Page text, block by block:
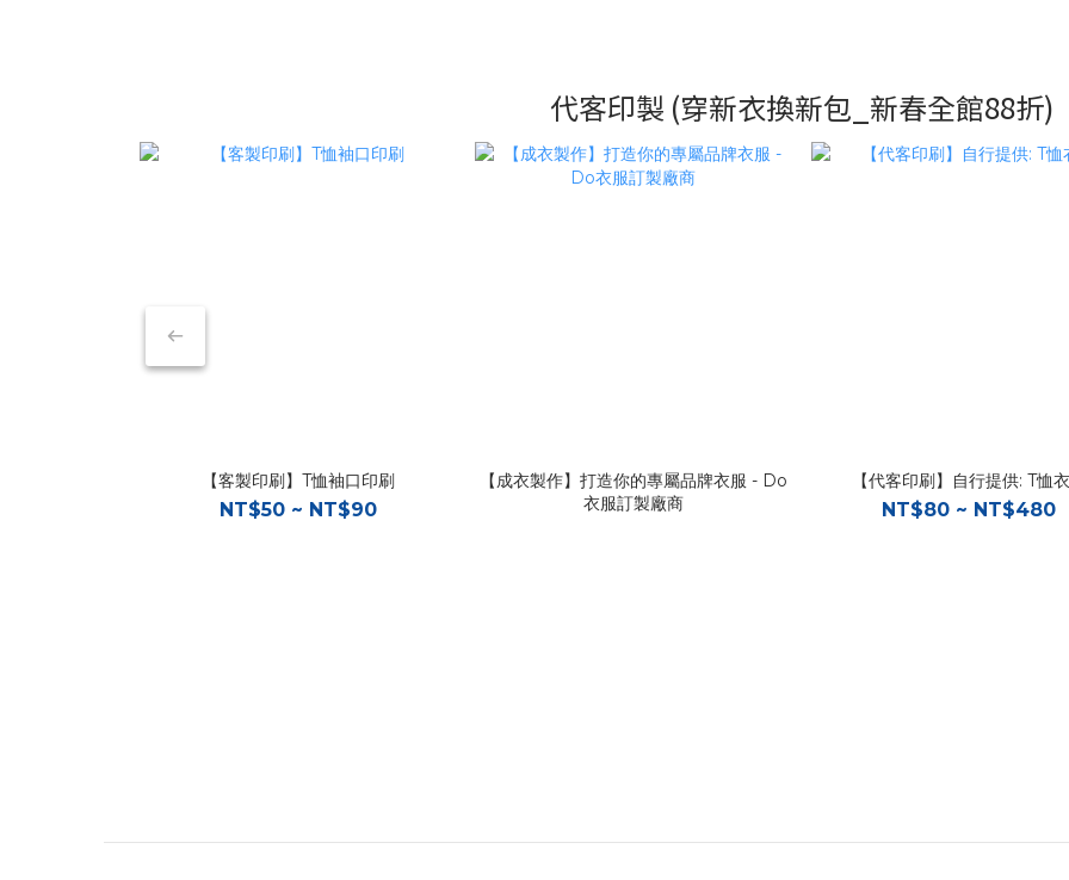
代客印製 (穿新衣換新包_新春全館88折)
【客製印刷】T恤袖口印刷
NT$50 ~ NT$90
【成衣製作】打造你的專屬品牌衣服 - Do
衣服訂製廠商
【代客印刷】自行提供: T恤
NT$80 ~ NT$480